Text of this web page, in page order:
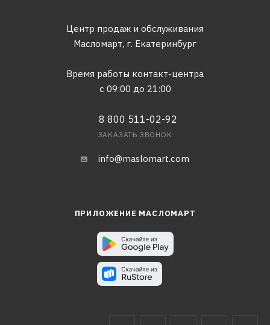
Центр продаж и обслуживания
Масломарт, г. Екатеринбург
Время работы контакт-центра
с 09:00 до 21:00
8 800 511-02-92
ЗАКАЗАТЬ ЗВОНОК
info@maslomart.com
ПРИЛОЖЕНИЕ МАСЛОМАРТ